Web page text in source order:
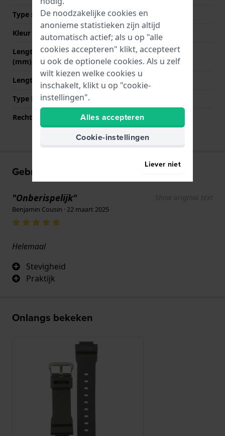
Type sluiting
Gesp
Kleur sluiting
Zilver
Lengte band op 12 uur
(mm)
70 mm
Lengte band op 6 uur (mm)
Type Bevestiging
Rechte aanzet
Nee
Gebruikerservaringen
"Onberispelijk" Show original text
Benjamin Cousin · 22 maart 2025
Helemaal
Stevigheid
Praktijk
Onlangs bekeken
De noodzakelijke cookies en
anonieme statistieken zijn altijd
automatisch actief; als u op "alle
cookies accepteren" klikt, accepteert
u ook de optionele cookies. Als u zelf
wilt kiezen welke cookies u
inschakelt, klikt u op "cookie-
instellingen".
Alles accepteren
Cookie-instellingen
Liever niet